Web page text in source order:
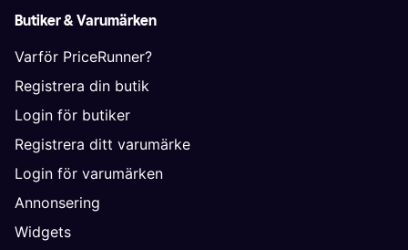
Butiker & Varumärken
Varför PriceRunner?
Registrera din butik
Login för butiker
Registrera ditt varumärke
Login för varumärken
Annonsering
Widgets